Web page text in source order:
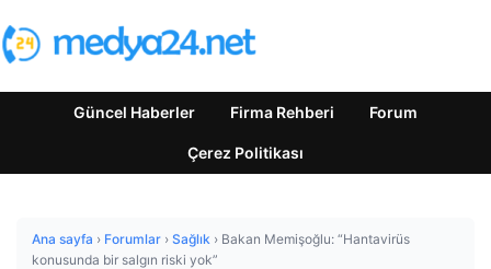
Güncel Haberler Firma Rehberi Forum
Çerez Politikası
Ana sayfa › Forumlar › Sağlık › Bakan Memişoğlu: “Hantavirüs
konusunda bir salgın riski yok”